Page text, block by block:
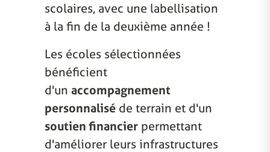
scolaires, avec une labellisation
à la fin de la deuxième année !
Les écoles sélectionnées
bénéficient
d'un accompagnement
personnalisé de terrain et d'un
soutien financier permettant
d'améliorer leurs infrastructures